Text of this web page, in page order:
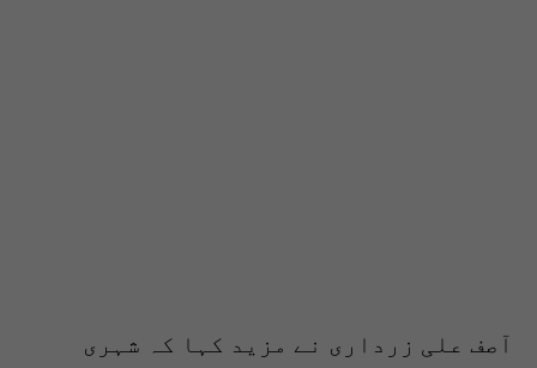
آصف علی زرداری نے مزید کہا کہ شہری